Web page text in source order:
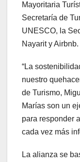
Mayoritaria
Secretaría de
UNESCO, la
Nayarit y Airbnb.
“La
nuestro
de Turismo,
Marías son un
para responder
cada vez más
La alianza se